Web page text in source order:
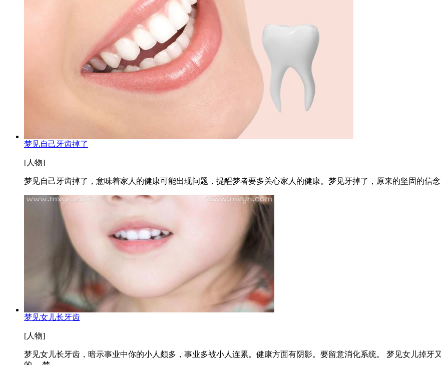
梦见自己牙齿掉了
[人物]
梦见自己牙齿掉了，意味着家人的健康可能出现问题，提醒梦者要多关心家人的健康。梦见牙掉了，原来的坚固的信
梦见女儿长牙齿
[人物]
梦见女儿长牙齿，暗示事业中你的小人颇多，事业多被小人连累。健康方面有阴影。要留意消化系统。 梦见女儿掉